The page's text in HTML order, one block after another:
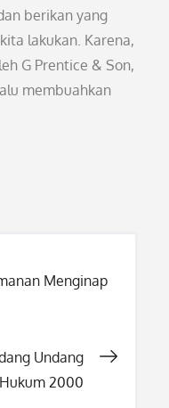
berikan yang
lakukan. Karena,
G Prentice & Son,
membuahkan
Menginap
Undang
Hukum 2000